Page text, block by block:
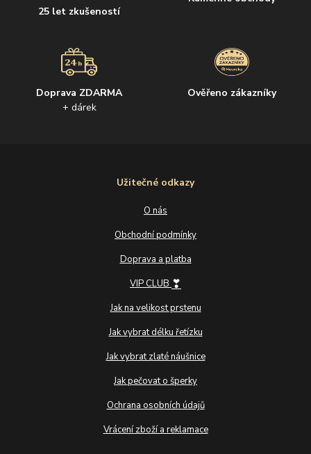
25 let zkušeností
Doprava ZDARMA
+ dárek
Ověřeno zákazníky
Užitečné odkazy
O nás
Obchodní podmínky
Doprava a platba
VIP CLUB ❣
Jak na velikost prstenu
Jak vybrat délku řetízku
Jak vybrat zlaté náušnice
Jak pečovat o šperky
Ochrana osobních údajů
Vrácení zboží a reklamace